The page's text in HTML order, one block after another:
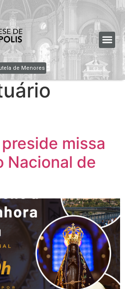
de Menores
missa
Nacional de